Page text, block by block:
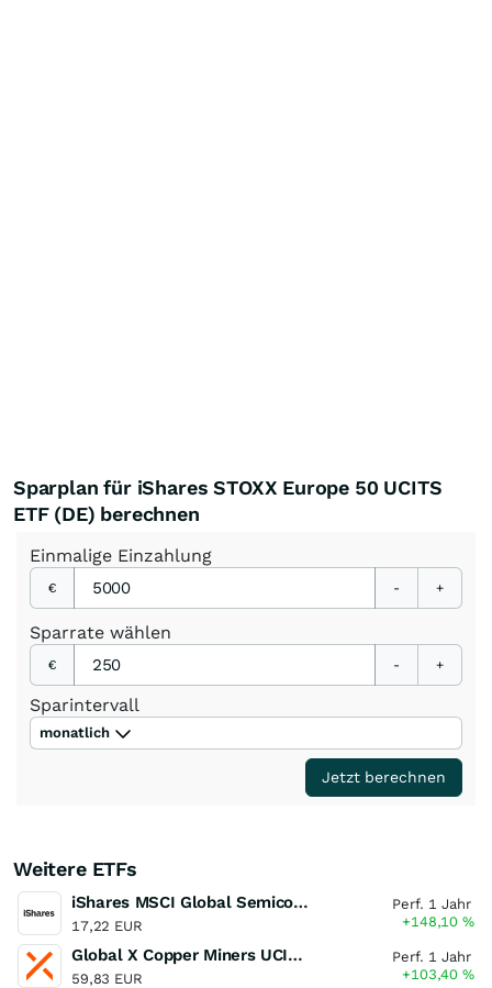
Sparplan für iShares STOXX Europe 50 UCITS
ETF (DE) berechnen
Einmalige Einzahlung
€ - +
Sparrate wählen
€ - +
Sparintervall
monatlich
Jetzt berechnen
Weitere ETFs
iShares MSCI Global Semiconductors UCITS ETF USD (Acc)
17,22 EUR
Perf. 1 Jahr
+148,10%
Global X Copper Miners UCITS ETF USD Acc
59,83 EUR
Perf. 1 Jahr
+103,40%